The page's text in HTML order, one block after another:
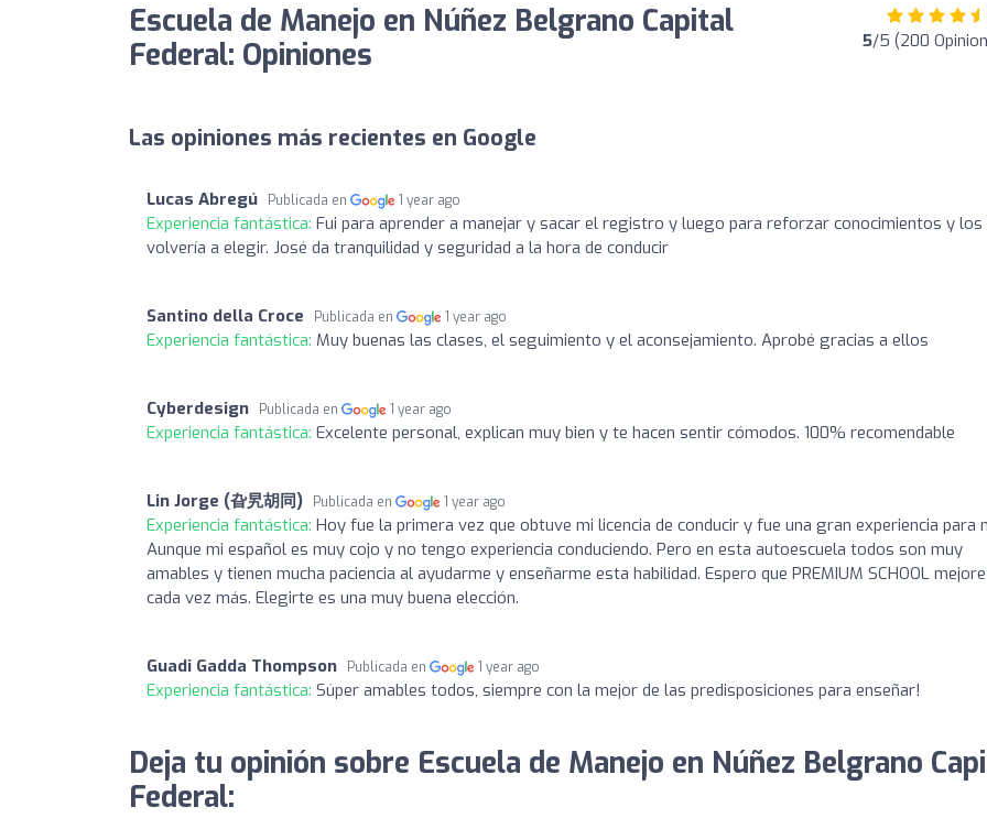
Escuela de Manejo en Núñez Belgrano Capital
Federal: Opiniones
5/5 (200
Las opiniones más recientes en Google
Lucas Abregú Publicada en 1 year ago
Experiencia fantástica: Fui para aprender a manejar y sacar el registro y luego para reforzar conocimientos y los
volvería a elegir. José da tranquilidad y seguridad a la hora de conducir
Santino della Croce Publicada en 1 year ago
Experiencia fantástica: Muy buenas las clases, el seguimiento y el aconsejamiento. Aprobé gracias a ellos
Cyberdesign Publicada en 1 year ago
Experiencia fantástica: Excelente personal, explican muy bien y te hacen sentir cómodos. 100% recomendable
Lin Jorge (旮旯胡同) Publicada en 1 year ago
Experiencia fantástica: Hoy fue la primera vez que obtuve mi licencia de conducir y fue una gran experiencia para
Aunque mi español es muy cojo y no tengo experiencia conduciendo. Pero en esta autoescuela todos son muy
amables y tienen mucha paciencia al ayudarme y enseñarme esta habilidad. Espero que PREMIUM SCHOOL mejore
cada vez más. Elegirte es una muy buena elección.
Guadi Gadda Thompson Publicada en 1 year ago
Experiencia fantástica: Súper amables todos, siempre con la mejor de las predisposiciones para enseñar!
Deja tu opinión sobre Escuela de Manejo en Núñez Belgrano
Federal: